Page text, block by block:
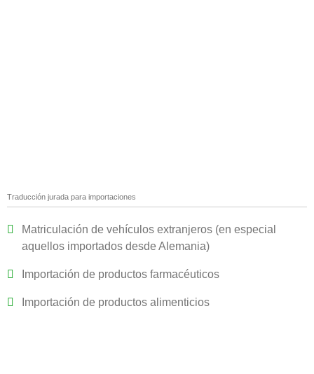
Traducción jurada para importaciones
Matriculación de vehículos extranjeros (en especial
aquellos importados desde Alemania)
Importación de productos farmacéuticos
Importación de productos alimenticios